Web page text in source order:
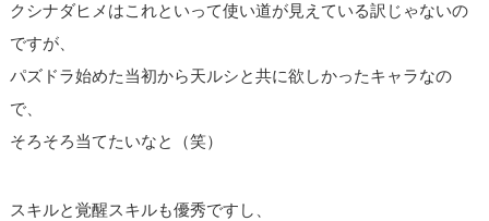
クシナダヒメはこれといって使い道が見えている訳じゃないの
ですが、
パズドラ始めた当初から天ルシと共に欲しかったキャラなの
で、
そろそろ当てたいなと（笑）
スキルと覚醒スキルも優秀ですし、